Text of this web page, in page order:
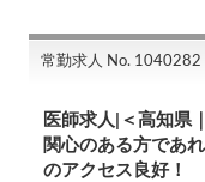
常勤求人 No. 1040282
医師求人|＜高知県
関心のある方であ
のアクセス良好！